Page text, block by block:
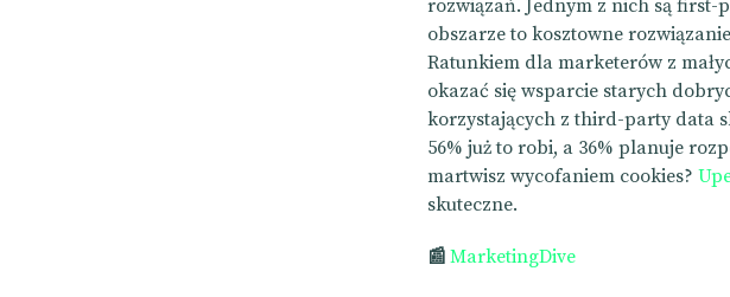
rozwiązań. Jednym z nich są first-
obszarze to kosztowne
Ratunkiem dla marketerów z
okazać się wsparcie starych
korzystających z third-party data
56% już to robi, a 36% planuje
martwisz wycofaniem cookies?
skuteczne.
📰 MarketingDive